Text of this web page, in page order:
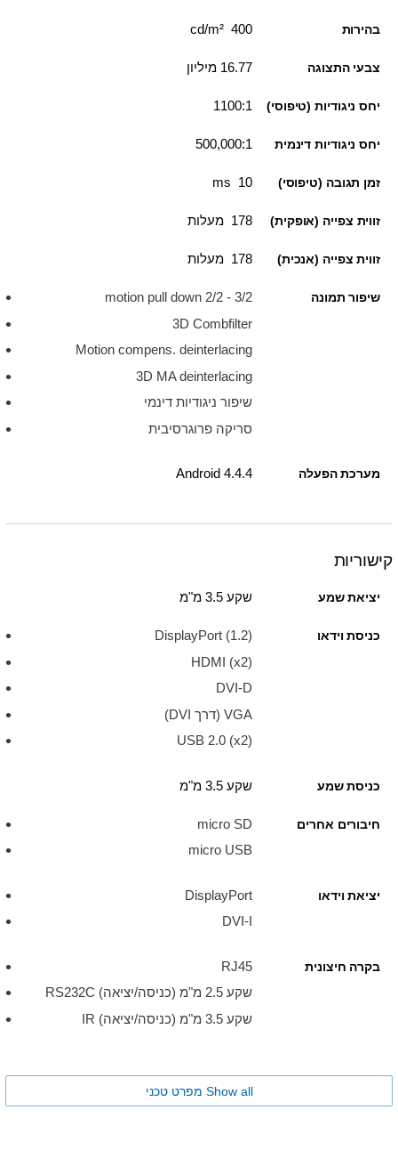
בהירות 400 cd/m²
צבעי התצוגה 16.77 מיליון
יחס ניגודיות (טיפוסי) 1100:1
יחס ניגודיות דינמית 500,000:1
זמן תגובה (טיפוסי) 10 ms
זווית צפייה (אופקית) 178 מעלות
זווית צפייה (אנכית) 178 מעלות
שיפור תמונה
3/2 - 2/2 motion pull down
3D Combfilter
Motion compens. deinterlacing
3D MA deinterlacing
שיפור ניגודיות דינמי
סריקה פרוגרסיבית
מערכת הפעלה Android 4.4.4
קישוריות
יציאת שמע שקע 3.5 מ"מ
כניסת וידאו
DisplayPort (1.2)
HDMI (x2)
DVI-D
VGA (דרך DVI)
USB 2.0 (x2)
כניסת שמע שקע 3.5 מ"מ
חיבורים אחרים
micro SD
micro USB
יציאת וידאו
DisplayPort
DVI-I
בקרה חיצונית
RJ45
שקע 2.5 מ"מ (כניסה/יציאה) RS232C
שקע 3.5 מ"מ (כניסה/יציאה) IR
Show all מפרט טכני